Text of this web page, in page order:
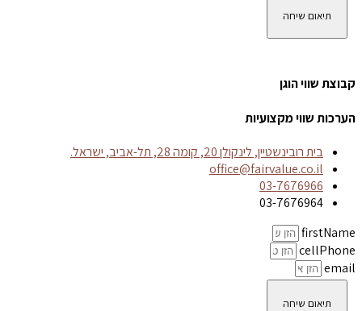
תיאום שיחה
קבוצת שווי הוגן
הערכות שווי מקצועיות
בית רובינשטיין, לינקולן 20, קומה 28, תל-אביב, ישראל.
office@fairvalue.co.il
03-7676966
03-7676964
firstName
cellPhone
email
תיאום שיחה